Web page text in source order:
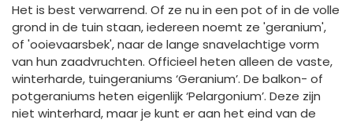
Het is best verwarrend. Of ze nu in een pot of in de volle
grond in de tuin staan, iedereen noemt ze 'geranium',
of 'ooievaarsbek', naar de lange snavelachtige vorm
van hun zaadvruchten. Officieel heten alleen de vaste,
winterharde, tuingeraniums ‘Geranium’. De balkon- of
potgeraniums heten eigenlijk ‘Pelargonium’. Deze zijn
niet winterhard, maar je kunt er aan het eind van de